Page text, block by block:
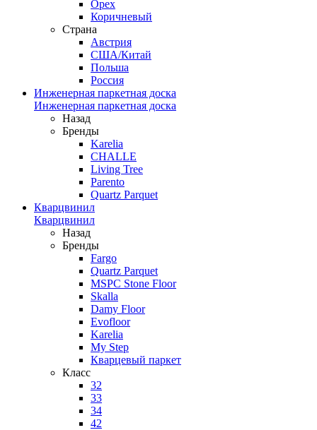
Орех
Коричневый
Страна
Австрия
США/Китай
Польша
Россия
Инженерная паркетная доска
Инженерная паркетная доска
Назад
Бренды
Karelia
CHALLE
Living Tree
Parento
Quartz Parquet
Кварцвинил
Кварцвинил
Назад
Бренды
Fargo
Quartz Parquet
MSPC Stone Floor
Skalla
Damy Floor
Evofloor
Karelia
My Step
Кварцевый паркет
Класс
32
33
34
42